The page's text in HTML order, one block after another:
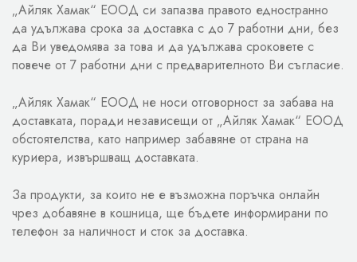
„Айляк Хамак“ ЕООД си запазва правото едностранно
да удължава срока за доставка с до 7 работни дни, без
да Ви уведомява за това и да удължава сроковете с
повече от 7 работни дни с предварителното Ви съгласие.
„Айляк Хамак“ ЕООД не носи отговорност за забава на
доставката, поради независещи от „Айляк Хамак“ ЕООД
обстоятелства, като например забавяне от страна на
куриера, извършващ доставката.
За продукти, за които не е възможна поръчка онлайн
чрез добавяне в кошница, ще бъдете информирани по
телефон за наличност и сток за доставка.